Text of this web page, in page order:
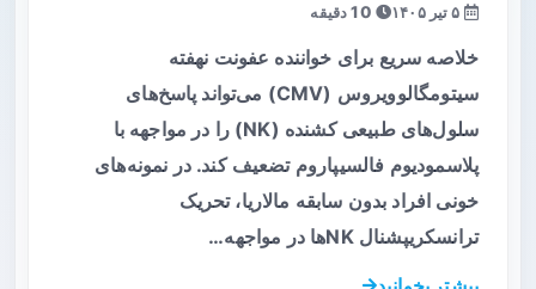
خلاصه سریع برای خواننده عفونت نهفته
سیتومگالوویروس (CMV) می‌تواند پاسخ‌های
سلول‌های طبیعی کشنده (NK) را در مواجهه با
پلاسمودیوم فالسیپاروم تضعیف کند. در نمونه‌های
خونی افراد بدون سابقه مالاریا، تحریک
ترانسکریپشنال NKها در مواجهه…